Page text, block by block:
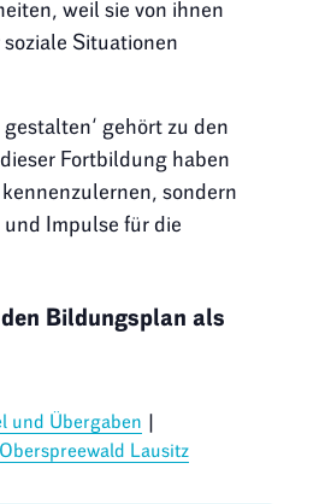
weil sie von ihnen
Situationen
gehört zu den
Fortbildung haben
sondern
Impulse für die
Bildungsplan als
und Übergaben |
Oberspreewald Lausitz